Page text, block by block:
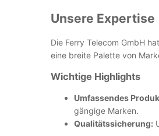
Unsere Expertise
Die Ferry Telecom GmbH
eine breite Palette von
Wichtige Highlights
Umfassendes
gängige Marken.
Qualitätssicherung: